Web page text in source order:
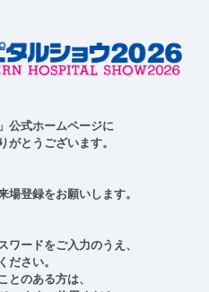
公式ホームページに
がとうございます。
場登録をお願いします。
ードをご入力のうえ、
さい。
のある方は、